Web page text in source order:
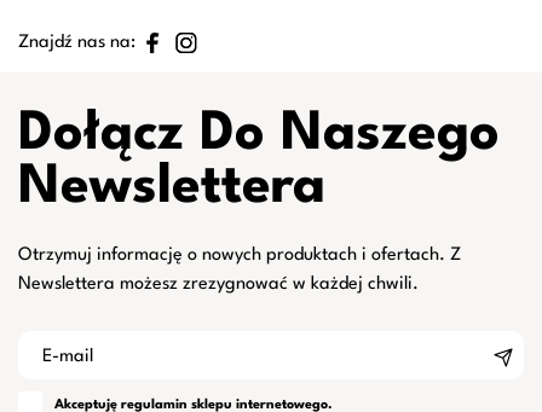
Znajdź nas na:
Dołącz Do Naszego
Newslettera
Otrzymuj informację o nowych produktach i ofertach. Z
Newslettera możesz zrezygnować w każdej chwili.
Akceptuję regulamin sklepu internetowego.